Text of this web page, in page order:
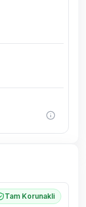
yol
Tam Korunakli